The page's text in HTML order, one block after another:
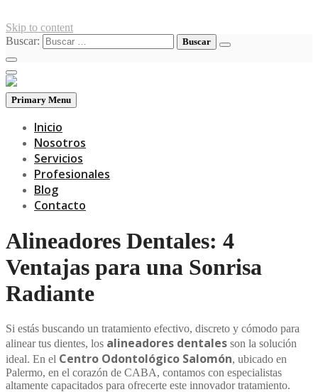
Skip to content
Buscar:
Primary Menu
Inicio
Nosotros
Servicios
Profesionales
Blog
Contacto
Alineadores Dentales: 4
Ventajas para una Sonrisa
Radiante
Si estás buscando un tratamiento efectivo, discreto y cómodo para
alinear tus dientes, los alineadores dentales son la solución
ideal. En el Centro Odontológico Salomón, ubicado en
Palermo, en el corazón de CABA, contamos con especialistas
altamente capacitados para ofrecerte este innovador tratamiento.